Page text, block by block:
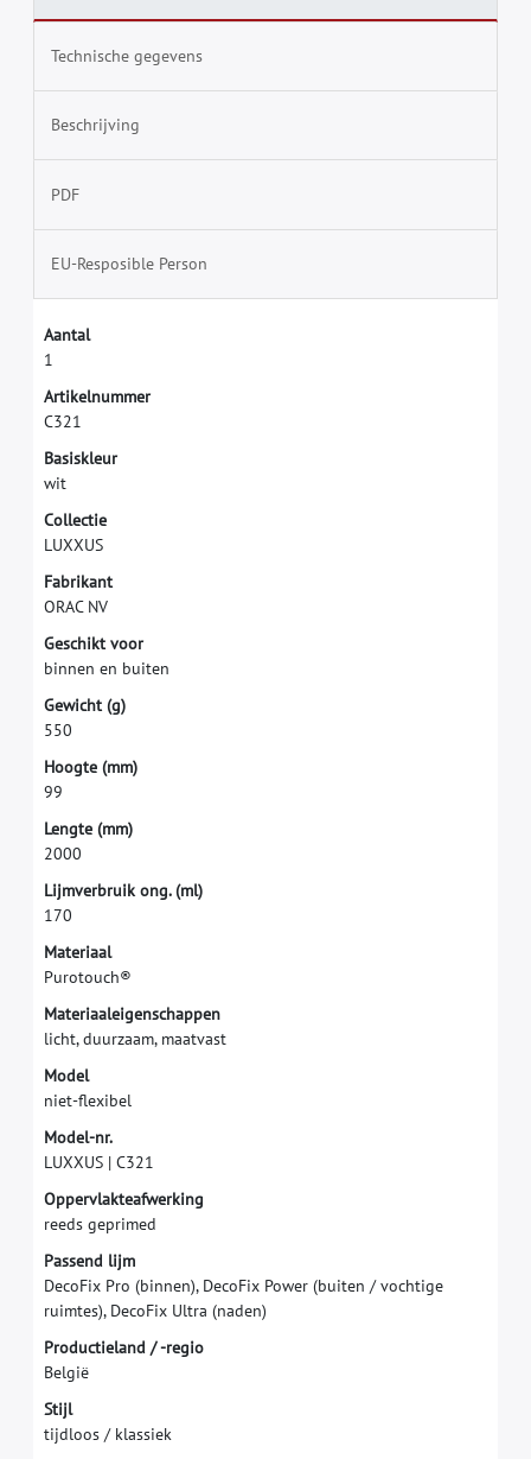
Technische gegevens
Beschrijving
PDF
EU-Resposible Person
Aantal
1
Artikelnummer
C321
Basiskleur
wit
Collectie
LUXXUS
Fabrikant
ORAC NV
Geschikt voor
binnen en buiten
Gewicht (g)
550
Hoogte (mm)
99
Lengte (mm)
2000
Lijmverbruik ong. (ml)
170
Materiaal
Purotouch®
Materiaaleigenschappen
licht, duurzaam, maatvast
Model
niet-fexibel
Model-nr.
LUXXUS | C321
Oppervlakteafwerking
reeds geprimed
Passend lijm
DecoFix Pro (binnen), DecoFix Power (buiten / vochtige
ruimtes), DecoFix Ultra (naden)
Productieland /-regio
België
Stijl
tijdloos / klassiek